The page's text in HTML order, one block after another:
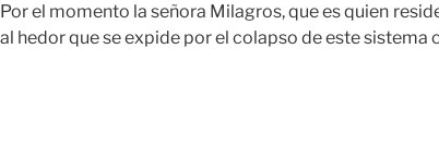
Por el momento la señora Milagros, que es quien
al hedor que se expide por el colapso de este sistema